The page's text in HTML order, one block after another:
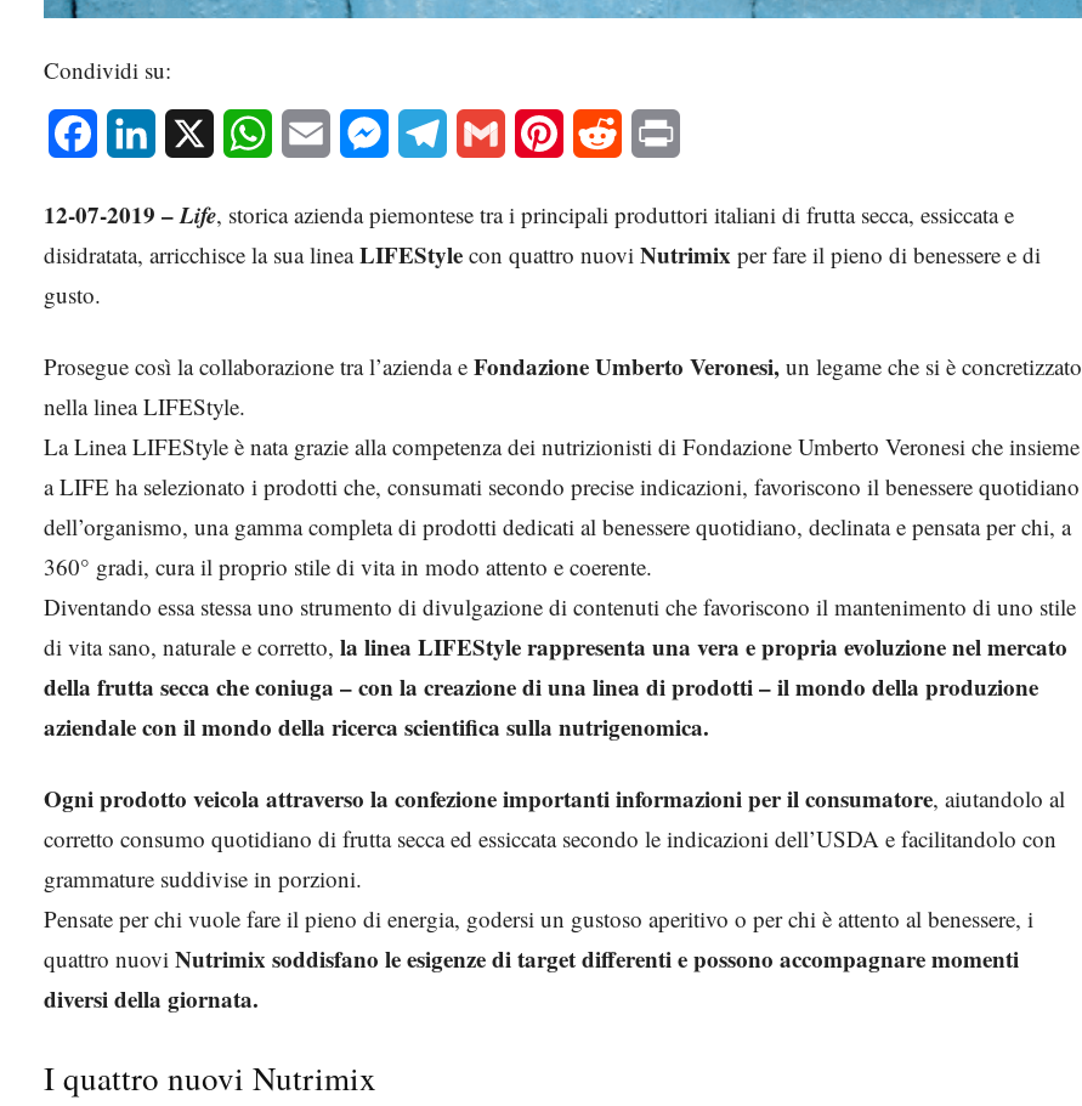
Condividi su:
Facebook LinkedIn WhatsAppEmail MessengerTelegram Gmail Pinterest Reddit
12-07-2019 –Life, storica azienda piemontese tra i principali produttori italiani di frutta secca, essiccata e
disidratata, arricchisce la sua lineaLIFEStyle con quattro nuovi Nutrimix per fare il pieno di benessere e di
gusto.
Prosegue così la collaborazione tra l’azienda e Fondazione Umberto Veronesi, un legame che si è concretizzato
nella linea LIFEStyle.
La Linea LIFEStyle è nata grazie alla competenza dei nutrizionisti di Fondazione Umberto Veronesi che insieme
a LIFE ha selezionato i prodotti che, consumati secondo precise indicazioni, favoriscono il benessere quotidiano
dell’organismo, una gamma completa di prodotti dedicati al benessere quotidiano, declinata e pensata per chi, a
360° gradi, cura il proprio stile di vita in modo attento e coerente.
Diventando essa stessa uno strumento di divulgazione di contenuti che favoriscono il mantenimento di uno stile
di vita sano, naturale e corretto, la linea LIFEStyle rappresenta una vera e propria evoluzione nel mercato
della frutta secca che coniuga – con la creazione di una linea di prodotti – il mondo della produzione
aziendale con il mondo della ricerca scientifica sulla nutrigenomica.
Ogni prodotto veicola attraverso la confezione importanti informazioni per il consumatore, aiutandolo al
corretto consumo quotidiano di frutta secca ed essiccata secondo le indicazioni dell’USDA e facilitandolo con
grammature suddivise in porzioni.
Pensate per chi vuole fare il pieno di energia, godersi un gustoso aperitivo o per chi è attento al benessere, i
quattro nuovi Nutrimix soddisfano le esigenze di target differenti e possono accompagnare momenti
diversi della giornata.
I quattro nuovi Nutrimix